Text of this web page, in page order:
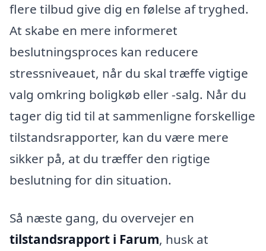
flere tilbud give dig en følelse af tryghed.
At skabe en mere informeret
beslutningsproces kan reducere
stressniveauet, når du skal træffe vigtige
valg omkring boligkøb eller -salg. Når du
tager dig tid til at sammenligne forskellige
tilstandsrapporter, kan du være mere
sikker på, at du træffer den rigtige
beslutning for din situation.
Så næste gang, du overvejer en
tilstandsrapport i Farum, husk at